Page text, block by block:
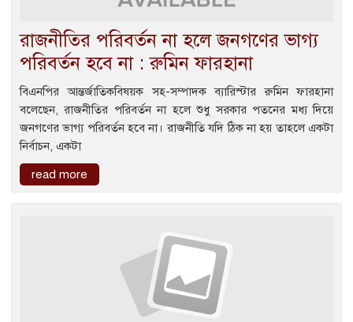
রাজনীতির পরিবর্তন না হলে জনগণের ভাগ্য
পরিবর্তন হবে না : রুমিন ফারহানা
বিএনপির আন্তর্জাতিকবিষয়ক সহ-সম্পাদক ব্যারিস্টার রুমিন ফারহানা
বলেছেন, রাজনীতির পরিবর্তন না হলে শুধু সরকার পতনের মধ্য দিয়ে
জনগণের ভাগ্য পরিবর্তন হবে না। রাজনীতি যদি ঠিক না হয় তাহলে একটা
নির্বাচন, একটা
read more